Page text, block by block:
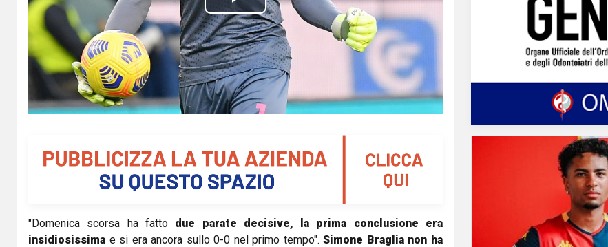
P
l
a
y
i
e
"Domenica scorsa ha fatto due parate decisive, la prima conclusione era
insidiosissima e si era ancora sullo 0-0 nel primo tempo".Simone Braglia non ha